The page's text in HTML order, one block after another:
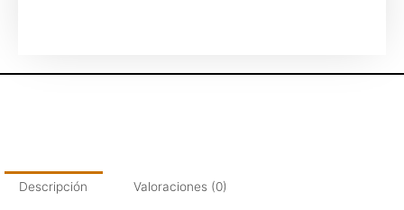
Descripción Valoraciones (0)